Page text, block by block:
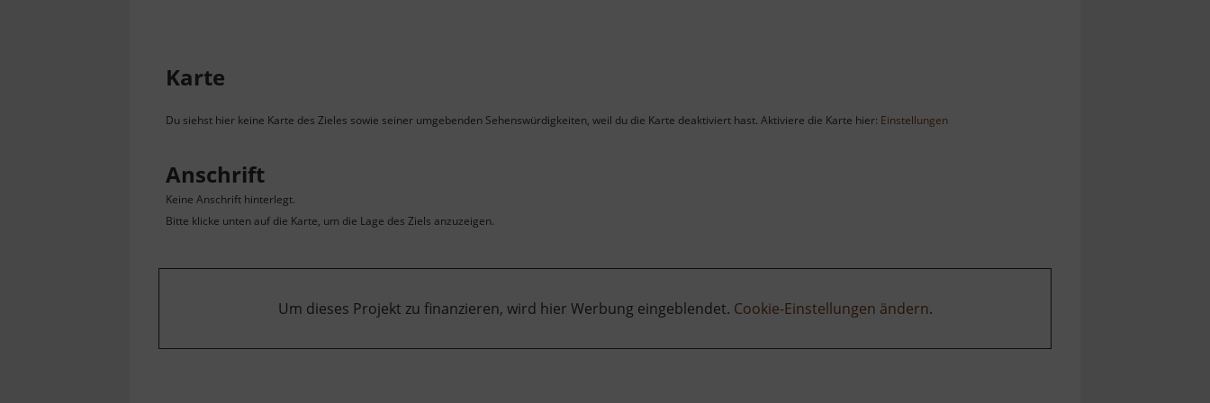
Karte
Du siehst hier keine Karte des Zieles sowie seiner umgebenden Sehenswürdigkeiten, weil du die Karte deaktiviert hast. Aktiviere die Karte hier: Einstellungen
Anschrift
Keine Anschrift hinterlegt.
Bitte klicke unten auf die Karte, um die Lage des Ziels anzuzeigen.
Um dieses Projekt zu finanzieren, wird hier Werbung eingeblendet. Cookie-Einstellungen ändern.